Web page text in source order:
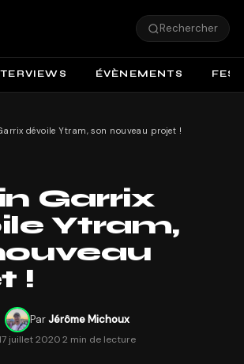
Rechercher
ÉVÈNEMENTS
dévoile Ytram, son nouveau projet !
Garrix
Ytram,
!
ParJérôme Michoux
juillet 20202 min de lecture